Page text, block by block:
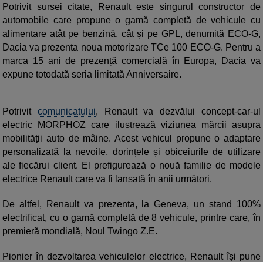
Potrivit sursei citate, Renault este singurul constructor de
automobile care propune o gamă completă de vehicule cu
alimentare atât pe benzină, cât și pe GPL, denumită ECO-G,
Dacia va prezenta noua motorizare TCe 100 ECO-G. Pentru a
marca 15 ani de prezență comercială în Europa, Dacia va
expune totodată seria limitată Anniversaire.
Potrivit comunicatului, Renault va dezvălui concept-car-ul
electric MORPHOZ care ilustrează viziunea mărcii asupra
mobilității auto de mâine. Acest vehicul propune o adaptare
personalizată la nevoile, dorințele și obiceiurile de utilizare
ale fiecărui client. El prefigurează o nouă familie de modele
electrice Renault care va fi lansată în anii următori.
De altfel, Renault va prezenta, la Geneva, un stand 100%
electrificat, cu o gamă completă de 8 vehicule, printre care, în
premieră mondială, Noul Twingo Z.E.
Pionier în dezvoltarea vehiculelor electrice, Renault își pune